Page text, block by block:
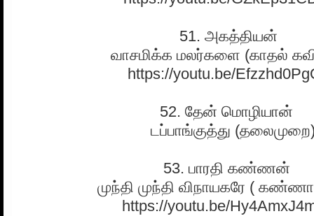
51. அகத்தியன்
வாசமிக்க மலர்களை (காதல்
https://youtu.be/
52. தேன் மொழியான்
டப்பாங்குத்து
53. பாரதி கண்ணன்
முந்தி முந்தி விநாயகரே (
https://youtu.be/